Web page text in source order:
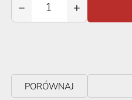
− +
PORÓWNAJ